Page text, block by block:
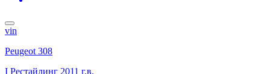
vin
Peugeot 308
I Рестайлинг 2011 г.в.